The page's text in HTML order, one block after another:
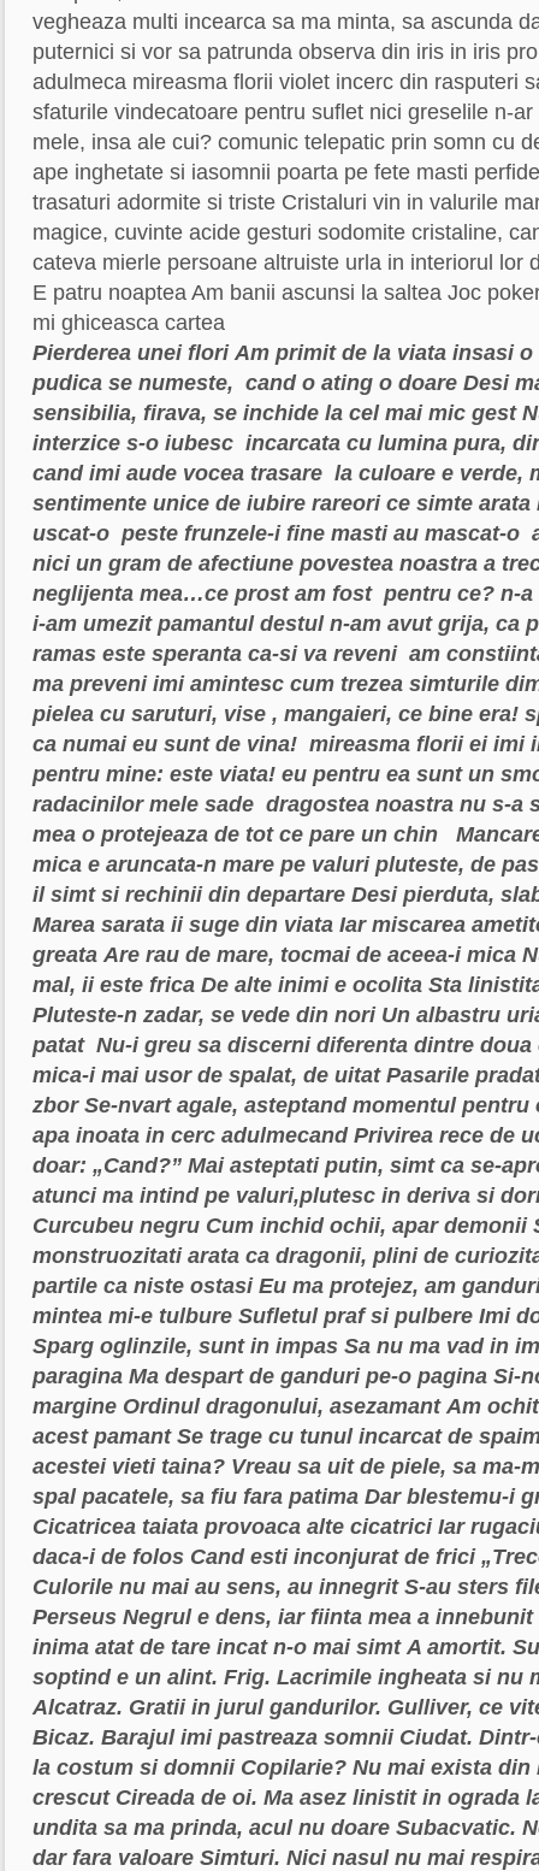
vegheaza multi incearca sa ma minta, sa ascunda
puternici si vor sa patrunda observa din iris in iris
adulmeca mireasma florii violet incerc din rasputeri
sfaturile vindecatoare pentru suflet nici greselile n-
mele, insa ale cui? comunic telepatic prin somn cu
ape inghetate si iasomnii poarta pe fete masti
trasaturi adormite si triste Cristaluri vin in valurile
magice, cuvinte acide gesturi sodomite cristaline,
cateva mierle persoane altruiste urla in interiorul lor
E patru noaptea Am banii ascunsi la saltea Joc
mi ghiceasca cartea
Pierderea unei flori Am primit de la viata insasi
pudica se numeste, cand o ating o doare Desi
sensibilia, firava, se inchide la cel mai mic gest
interzice s-o iubesc incarcata cu lumina pura,
cand imi aude vocea trasare la culoare e verde,
sentimente unice de iubire rareori ce simte arata
uscat-o peste frunzele-i fine masti au mascat-o
nici un gram de afectiune povestea noastra a
neglijenta mea…ce prost am fost pentru ce? n-
i-am umezit pamantul destul n-am avut grija, ca
ramas este speranta ca-si va reveni am
ma preveni imi amintesc cum trezea simturile
pielea cu saruturi, vise , mangaieri, ce bine era!
ca numai eu sunt de vina! mireasma florii ei imi
pentru mine: este viata! eu pentru ea sunt un
radacinilor mele sade dragostea noastra nu s-a
mea o protejeaza de tot ce pare un chin
mica e aruncata-n mare pe valuri pluteste, de
il simt si rechinii din departare Desi pierduta,
Marea sarata ii suge din viata Iar miscarea
greata Are rau de mare, tocmai de aceea-i mica
mal, ii este frica De alte inimi e ocolita Sta
Pluteste-n zadar, se vede din nori Un albastru
patat Nu-i greu sa discerni diferenta dintre
mica-i mai usor de spalat, de uitat Pasarile
zbor Se-nvart agale, asteptand momentul pentru
apa inoata in cerc adulmecand Privirea rece de
doar: „Cand?” Mai asteptati putin, simt ca se-
atunci ma intind pe valuri,plutesc in deriva si
Curcubeu negru Cum inchid ochii, apar demonii
monstruozitati arata ca dragonii, plini de
partile ca niste ostasi Eu ma protejez, am
mintea mi-e tulbure Sufletul praf si pulbere Imi
Sparg oglinzile, sunt in impas Sa nu ma vad in
paragina Ma despart de ganduri pe-o pagina Si-
margine Ordinul dragonului, asezamant Am
acest pamant Se trage cu tunul incarcat de
acestei vieti taina? Vreau sa uit de piele, sa ma-
spal pacatele, sa fiu fara patima Dar blestemu-i
Cicatricea taiata provoaca alte cicatrici Iar
daca-i de folos Cand esti inconjurat de frici
Culorile nu mai au sens, au innegrit S-au sters
Perseus Negrul e dens, iar fiinta mea a innebunit
inima atat de tare incat n-o mai simt A amortit.
soptind e un alint. Frig. Lacrimile ingheata si nu
Alcatraz. Gratii in jurul gandurilor. Gulliver, ce
Bicaz. Barajul imi pastreaza somnii Ciudat.
la costum si domnii Copilarie? Nu mai exista
crescut Cireada de oi. Ma asez linistit in ograda
undita sa ma prinda, acul nu doare Subacvatic.
dar fara valoare Simturi. Nici nasul nu mai